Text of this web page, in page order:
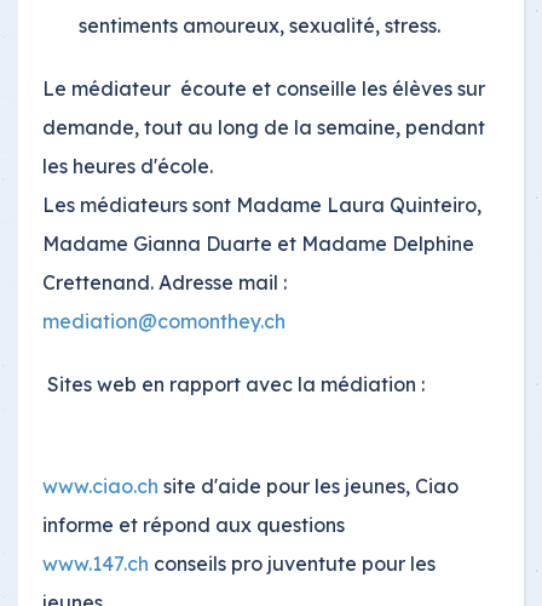
sentiments amoureux, sexualité, stress.
Le médiateur écoute et conseille les élèves sur
demande, tout au long de la semaine, pendant
les heures d'école.
Les médiateurs sont Madame Laura Quinteiro,
Madame Gianna Duarte et Madame Delphine
Crettenand. Adresse mail :
mediation@comonthey.ch
Sites web en rapport avec la médiation :
www.ciao.ch site d'aide pour les jeunes, Ciao
informe et répond aux questions
www.147.ch conseils pro juventute pour les